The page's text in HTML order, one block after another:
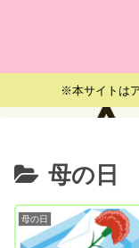
※本サイトは
母の日
母の日